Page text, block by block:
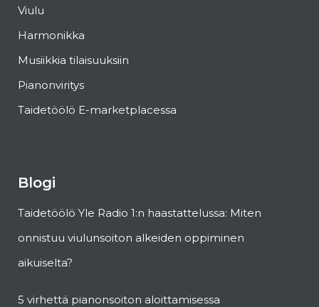
Viulu
Harmonikka
Musiikkia tilaisuuksiin
Pianonviritys
Taidetöölö E-marketplacessa
Blogi
Taidetöölö Yle Radio 1:n haastattelussa: Miten
onnistuu viulunsoiton alkeiden oppiminen
aikuiselta?
5 virhettä pianonsoiton aloittamisessa